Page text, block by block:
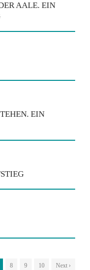
AALE. EIN
EIN
8 9 10
Next ›